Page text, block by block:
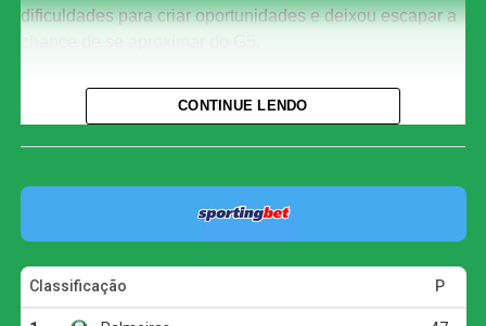
dificuldades para criar oportunidades e deixou escapar a
Com o resultado, o Corinthians chegou aos 29 pontos e
permanece na oitava colocação, três atrás do Bahia, que
A primeira etapa foi marcada pelo equilíbrio e pela forte
disputa física. As duas equipes encontraram dificuldades
para construir jogadas ofensivas, e as chances claras
CONTINUE LENDO